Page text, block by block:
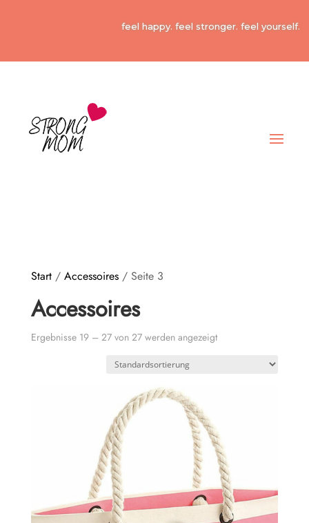
feel happy. feel stronger. feel yourself.
Start/ Accessoires/ Seite 3
Accessoires
Ergebnisse 19 – 27 von 27 werden angezeigt